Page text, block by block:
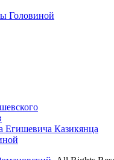
Головиной
Егишевича Казикянца